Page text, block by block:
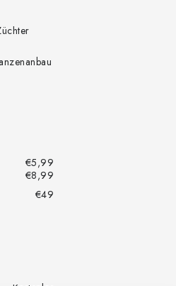
€5,99
€8,99
€49